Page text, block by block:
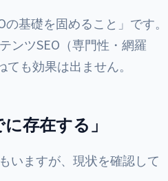
基礎を固めること」です。
ンツSEO（専門性・網羅
も効果は出ません。
存在する」
いますが、現状を確認して